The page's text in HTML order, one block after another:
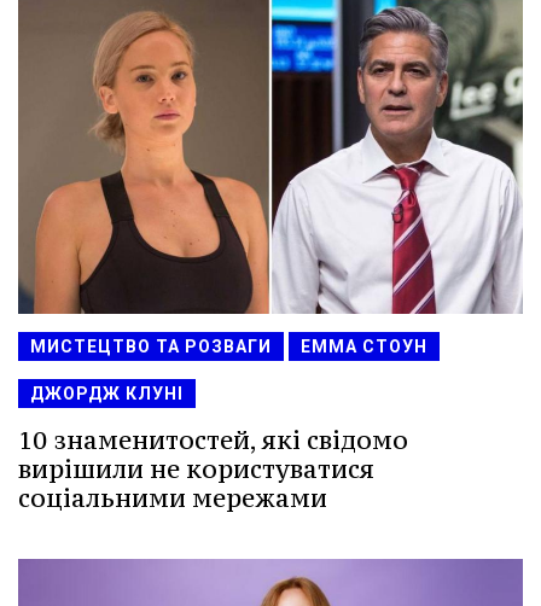
МИСТЕЦТВО ТА РОЗВАГИ ЕММА СТОУН
ДЖОРДЖ КЛУНІ
10 знаменитостей, які свідомо
вирішили не користуватися
соціальними мережами